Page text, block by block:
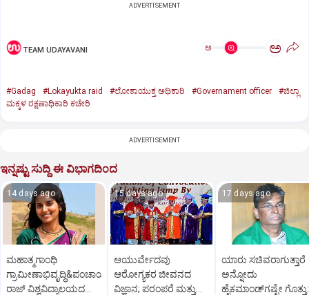
ADVERTISEMENT
TEAM UDAYAVANI ಅ ಅ
#Gadag #Lokayukta raid #ಲೋಕಾಯುಕ್ತ ಅಧಿಕಾರಿ #Governament officer
#ಜಿಲ್ಲಾ
ಮಕ್ಕಳ ರಕ್ಷಣಾಧಿಕಾರಿ ಕಚೇರಿ
ADVERTISEMENT
ಇನ್ನಷ್ಟು ಸುದ್ದಿ ಈ ವಿಭಾಗದಿಂದ
14 days ago
ಮಹಾತ್ಮಗಾಂಧಿ
ಗ್ರಾಮೀಣಾಭಿವೃದ್ಧಿ&ಪಂಚಾಯತ್
ರಾಜ್ ವಿಶ್ವವಿದ್ಯಾಲಯದ
15 days ago
ಆಯುರ್ವೇದವು
ಆರೋಗ್ಯಕರ ಜೀವನದ
ವಿಜ್ಞಾನ; ಪರಂಪರೆ ಮತ್ತು
17 days ago
ಯಾರು ಸಚಿವರಾಗುತ್ತಾರೆ
ಅನ್ನೋದು
ಹೈಕಮಾಂಡ್‌ಗಷ್ಟೇ ಗೊತ್ತು: